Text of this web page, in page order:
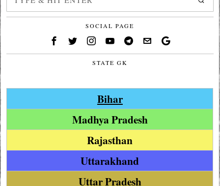
SOCIAL PAGE
STATE GK
Bihar
Madhya Pradesh
Rajasthan
Uttarakhand
Uttar Pradesh